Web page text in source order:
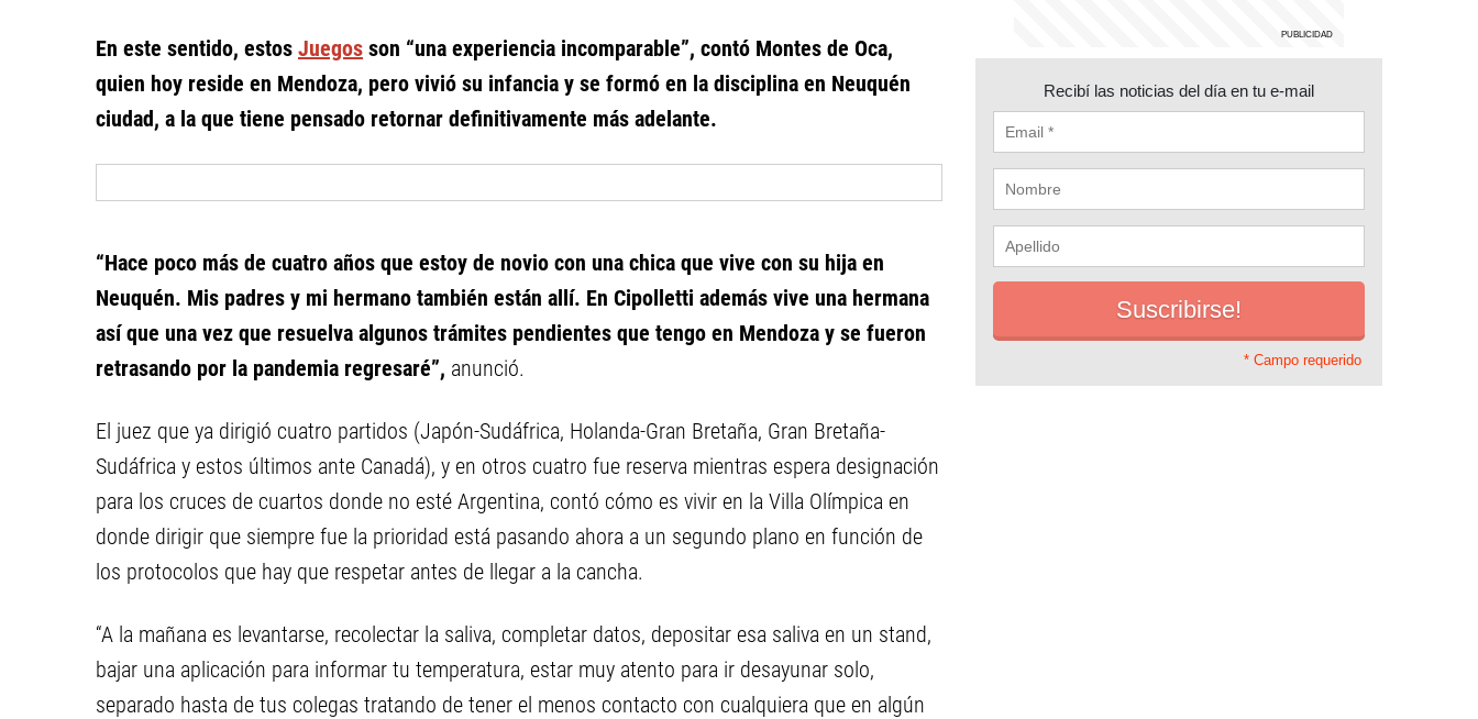
En este sentido, estos Juegos son “una experiencia incomparable”, contó Montes de Oca,
quien hoy reside en Mendoza, pero vivió su infancia y se formó en la disciplina en Neuquén
ciudad, a la que tiene pensado retornar definitivamente más adelante.
“Hace poco más de cuatro años que estoy de novio con una chica que vive con su hija en
Neuquén. Mis padres y mi hermano también están allí. En Cipolletti además vive una hermana
así que una vez que resuelva algunos trámites pendientes que tengo en Mendoza y se fueron
retrasando por la pandemia regresaré”, anunció.
El juez que ya dirigió cuatro partidos (Japón-Sudáfrica, Holanda-Gran Bretaña, Gran Bretaña-
Sudáfrica y estos últimos ante Canadá), y en otros cuatro fue reserva mientras espera designación
para los cruces de cuartos donde no esté Argentina, contó cómo es vivir en la Villa Olímpica en
donde dirigir que siempre fue la prioridad está pasando ahora a un segundo plano en función de
los protocolos que hay que respetar antes de llegar a la cancha.
“A la mañana es levantarse, recolectar la saliva, completar datos, depositar esa saliva en un stand,
bajar una aplicación para informar tu temperatura, estar muy atento para ir desayunar solo,
separado hasta de tus colegas tratando de tener el menos contacto con cualquiera que en algún
Recibí las noticias del día en tu e-mail
* Campo requerido